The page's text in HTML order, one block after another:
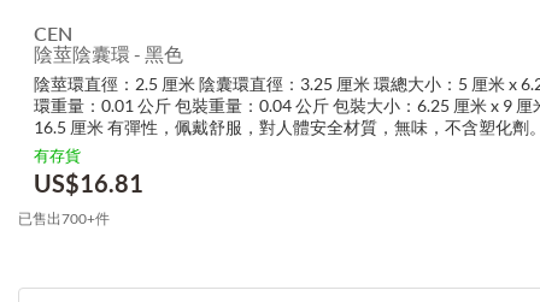
CEN
陰莖陰囊環 - 黑色
陰莖環直徑：2.5 厘米 陰囊環直徑：3.25 厘米 環總大小：5 厘米 x
環重量：0.01 公斤 包裝重量：0.04 公斤 包裝大小：6.25 厘米 x 9 厘
16.5 厘米 有彈性，佩戴舒服，對人體安全材質，無味，不含塑化劑
有存貨
US$16.81
已售出700+件